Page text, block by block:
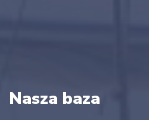
Nasza baza